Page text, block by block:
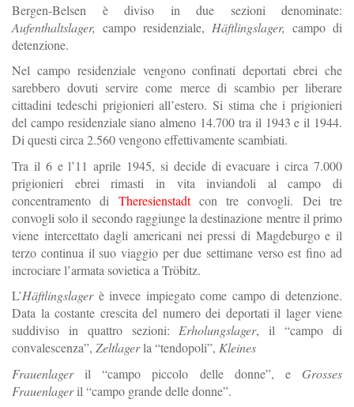
Bergen-Belsen è diviso in due sezioni denominate:
Aufenthaltslager, campo residenziale, Häftlingslager, campo di
detenzione.
Nel campo residenziale vengonoconfinatideportatiebreiche
sarebberodovuti servire come merce di scambio per liberare
cittadini tedeschi prigionieri all’estero. Si stima chei prigionieri
del campo residenziale siano almeno 14.700 tra il 1943 e il 1944.
Di questi circa2.560vengono effettivamente scambiati.
Tra il 6 el’11 aprile 1945, si decide di evacuare i circa 7.000
prigionieri ebrei rimasti in vita inviandoli alcampo di
concentramentodi Theresienstadt contre convogli. Dei tre
convoglisolo il secondoraggiungeladestinazione mentre ilprimo
viene intercettatodagliamericani neipressidi Magdeburgoe il
terzo continua ilsuo viaggio per due settimane verso est fino ad
incrociare l’armata sovietica a Tröbitz.
L’Häftlingslager è invece impiegato come campo di detenzione.
Data la costante crescita del numero dei deportati il lager viene
suddiviso in quattro sezioni:Erholungslager, il “campo di
convalescenza”, Zeltlagerla “tendopoli”, Kleines
Frauenlager il “campo piccolo delle donne”, e Grosses
Frauenlageril “campo grande delle donne”.